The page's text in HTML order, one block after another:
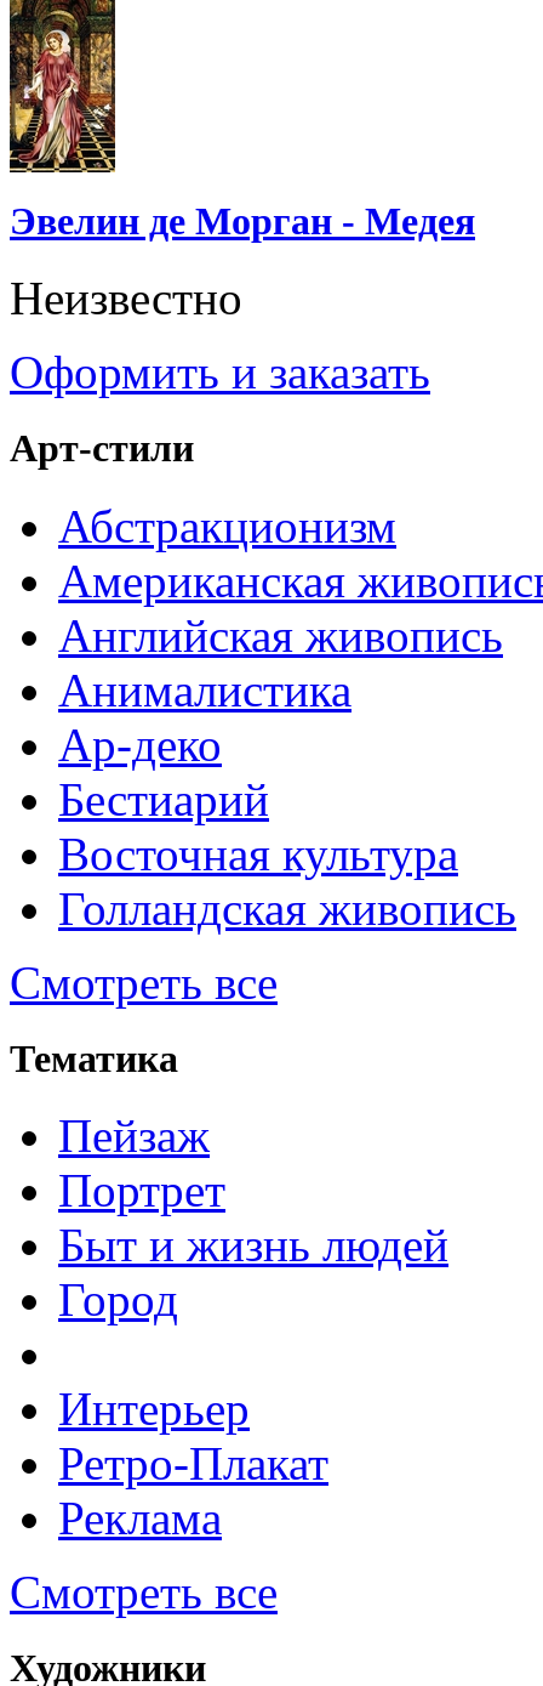
Эвелин де Морган - Медея
Неизвестно
Оформить и заказать
Арт-стили
Абстракционизм
Американская
Английская живопись
Анималистика
Ар-деко
Бестиарий
Восточная культура
Голландская живопись
Смотреть все
Тематика
Пейзаж
Портрет
Быт и жизнь людей
Город
Интерьер
Ретро-Плакат
Реклама
Смотреть все
Художники